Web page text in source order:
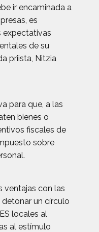
ir encaminada a
es
expectativas
de su
priista, Nitzia
para que, a las
bienes o
fiscales de
sobre
ventajas con las
un círculo
locales al
al estímulo